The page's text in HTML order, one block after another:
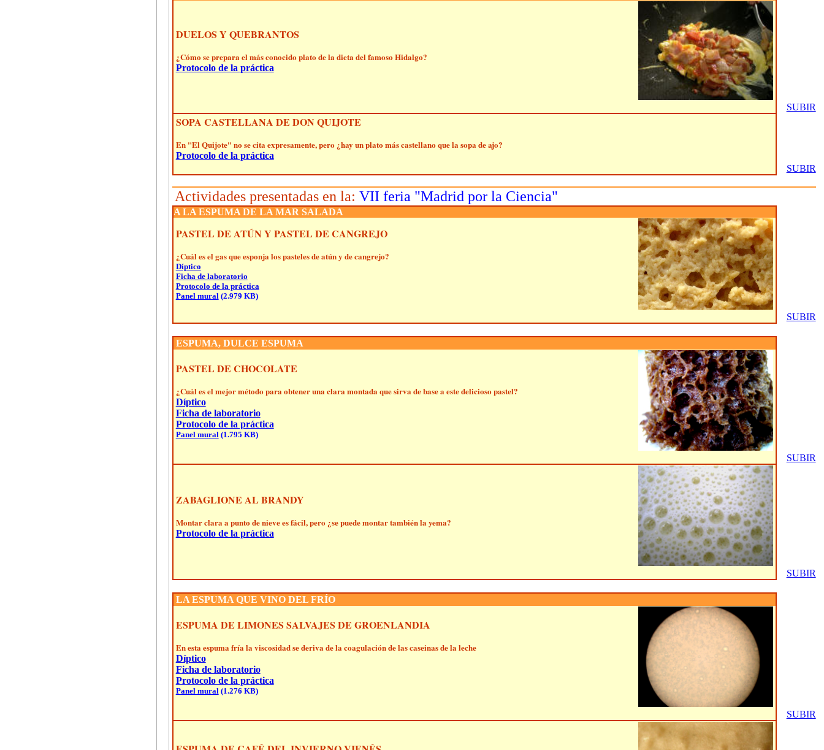
DUELOS Y QUEBRANTOS
¿Cómo se prepara el más conocido plato de la dieta del famoso Hidalgo?
Protocolo de la práctica
SUBIR
SOPA CASTELLANA DE DON QUIJOTE
En "El Quijote" no se cita expresamente, pero ¿hay un plato más castellano que la sopa de ajo?
Protocolo de la práctica
SUBIR
Actividades presentadas en la: VII feria "Madrid por la Ciencia"
A LA ESPUMA DE LA MAR SALADA
PASTEL DE ATÚN Y PASTEL DE CANGREJO
¿Cuál es el gas que esponja los pasteles de atún y de cangrejo?
Díptico
Ficha de laboratorio
Protocolo de la práctica
Panel mural(2.979 KB)
SUBIR
ESPUMA, DULCE ESPUMA
PASTEL DE CHOCOLATE
¿Cuál es el mejor método para obtener una clara montada que sirva de base a este delicioso pastel?
Díptico
Ficha de laboratorio
Protocolo de la práctica
Panel mural(1.795 KB)
SUBIR
ZABAGLIONE AL BRANDY
Montar clara a punto de nieve es fácil, pero ¿se puede montar también la yema?
Protocolo de la práctica
SUBIR
LA ESPUMA QUE VINO DEL FRÍO
ESPUMA DE LIMONES SALVAJES DE GROENLANDIA
En esta espuma fría la viscosidad se deriva de la coagulación de las caseinas de la leche
Díptico
Ficha de laboratorio
Protocolo de la práctica
Panel mural(1.276 KB)
SUBIR